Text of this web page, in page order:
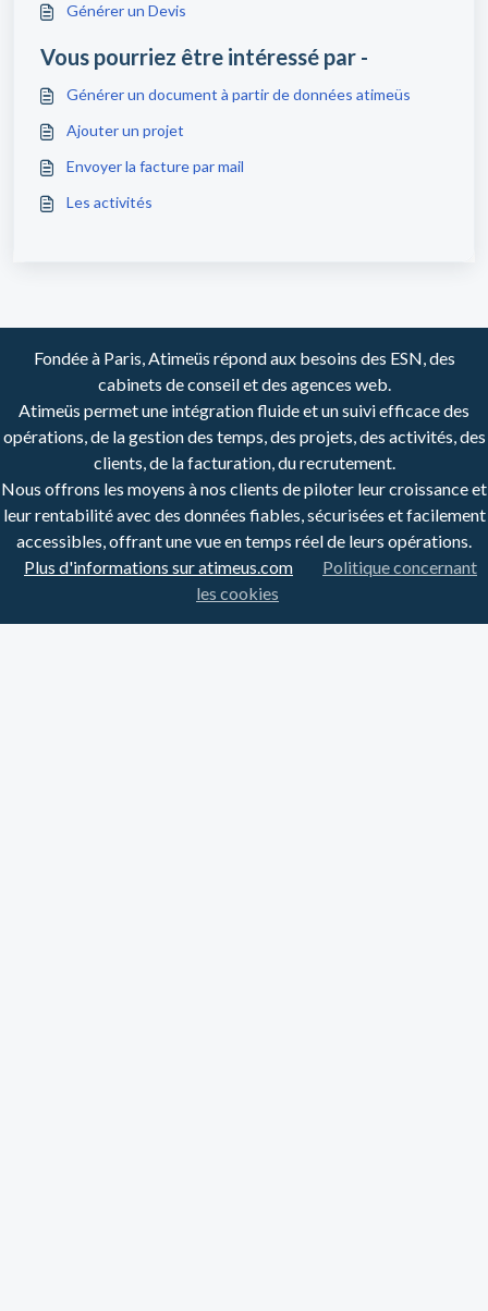
Générer un Devis
Vous pourriez être intéressé par -
Générer un document à partir de données atimeüs
Ajouter un projet
Envoyer la facture par mail
Les activités
Fondée à Paris, Atimeüs répond aux besoins des ESN, des
cabinets de conseil et des agences web.
Atimeüs permet une intégration fluide et un suivi efficace des
opérations, de la gestion des temps, des projets, des activités, des
clients, de la facturation, du recrutement.
Nous offrons les moyens à nos clients de piloter leur croissance et
leur rentabilité avec des données fiables, sécurisées et facilement
accessibles, offrant une vue en temps réel de leurs opérations.
Plus d'informations sur atimeus.com
Politique concernant
les cookies